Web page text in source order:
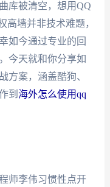
库被清空，想用QQ
墙并非技术难题，
如今通过专业的回
今天就和你分享如
方案，涵盖酷狗、
到 海外怎么使用qq
师李伟习惯性点开